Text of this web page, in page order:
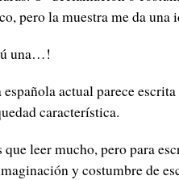
pero la muestra me da una
una…!
actual parece
característica.
leer mucho, pero para
y costumbre de